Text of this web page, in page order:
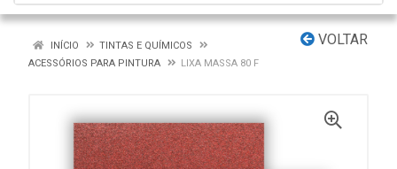
VOLTAR
INÍCIO
TINTAS E QUÍMICOS
ACESSÓRIOS PARA PINTURA
LIXA MASSA 80 F